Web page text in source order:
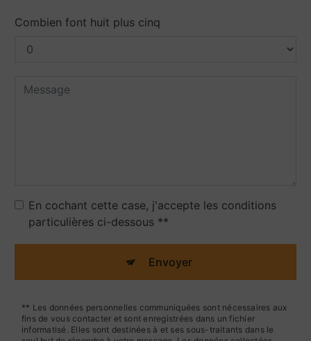
Combien font huit plus cinq
En cochant cette case, j'accepte les conditions
particulières ci-dessous **
Envoyer
** Les données personnelles communiquées sont nécessaires aux
fins de vous contacter et sont enregistrées dans un fichier
informatisé. Elles sont destinées à et ses sous-traitants dans le